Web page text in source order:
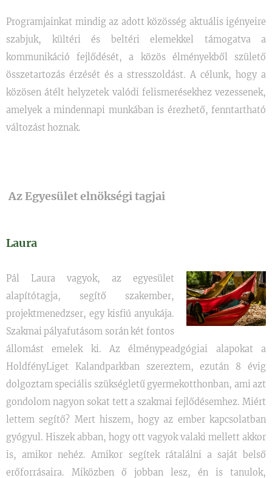
Programjainkat mindig az adott közösség aktuális igényeire
szabjuk, kültéri és beltéri elemekkel támogatva a
kommunikáció fejlődését, a közös élményekből születő
összetartozás érzését és a stresszoldást. A célunk, hogy a
közösen átélt helyzetek valódi felismerésekhez vezessenek,
amelyek a mindennapi munkában is érezhető, fenntartható
változást hoznak.
Az Egyesület elnökségi tagjai
Laura
Pál Laura vagyok, az egyesület
alapítótagja, segítő szakember,
projektmenedzser, egy kisfiú anyukája.
Szakmai pályafutásom során két fontos
állomást emelek ki. Az élménypeadgógiai alapokat a
HoldfényLiget Kalandparkban szereztem, ezután 8 évig
dolgoztam speciális szükségletű gyermekotthonban, ami azt
gondolom nagyon sokat tett a szakmai fejlődésemhez. Miért
lettem segítő? Mert hiszem, hogy az ember kapcsolatban
gyógyul. Hiszek abban, hogy ott vagyok valaki mellett akkor
is, amikor nehéz. Amikor segítek rátalálni a saját belső
erőforrásaira. Miközben ő jobban lesz, én is tanulok,